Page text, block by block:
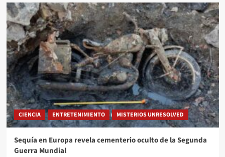
CIENCIA ENTRETENIMIENTO MISTERIOS UNRESOLVED
Sequía en Europa revela cementerio oculto de la Segunda
Guerra Mundial